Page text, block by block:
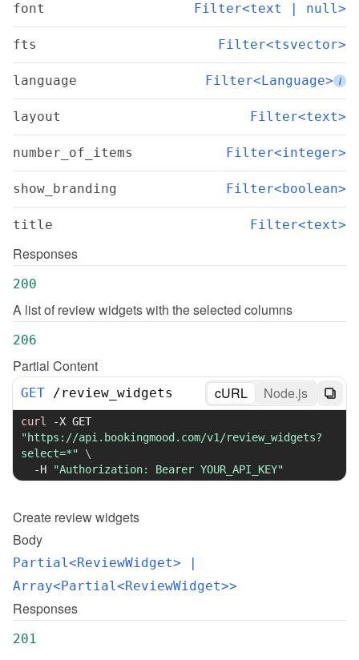
font Filter<text | null>
fts Filter<tsvector>
language Filter<Language> i
layout Filter<text>
number_of_items Filter<integer>
show_branding Filter<boolean>
title Filter<text>
Responses
200
A list of review widgets with the selected columns
206
Partial Content
GET /review_widgets cURL Node.js
curl -X
"https://api.bookingmood.com/v1/review_widgets?
select=*"
\
-H
"Authorization: Bearer YOUR_API_KEY"
Create review widgets
Body
Partial<ReviewWidget> |
Array<Partial<ReviewWidget>>
Responses
201